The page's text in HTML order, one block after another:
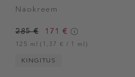
Näokreem
285 € 171 €
125 ml (1,37 € / 1 ml)
KINGITUS